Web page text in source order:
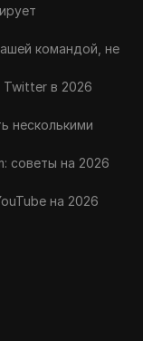
командой, не
Twitter в 2026
несколькими
советы на 2026
на 2026